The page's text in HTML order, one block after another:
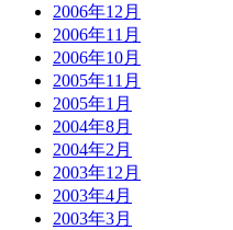
2006年12月
2006年11月
2006年10月
2005年11月
2005年1月
2004年8月
2004年2月
2003年12月
2003年4月
2003年3月